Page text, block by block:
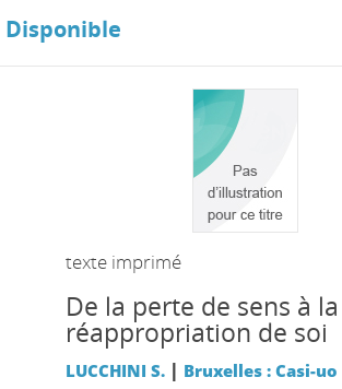
Disponible
texte imprimé
De la perte de sens à la
réappropriation de soi
LUCCHINI S. | Bruxelles : Casi-uo